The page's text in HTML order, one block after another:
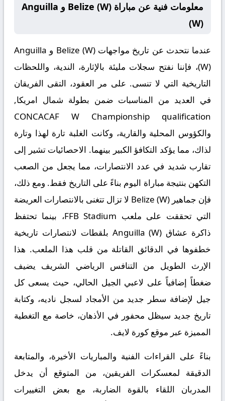
معلومات فنية عن مباراة Belize (W) و Anguilla
(W)
عندما نتحدث عن
تاريخ مواجهات Belize (W) و Anguilla
(W)، فإننا نفتح سجلات مليئة بالإثارة، الندية، واللحظات
التاريخية التي لا تنسى. على مر العقود، التقى الفريقان
في العديد من المناسبات ضمن بطولة شمال امريكا,
CONCACAF W Championship qualification
والكؤوس المحلية والقارية، وكانت الغلبة تارة لهذا وتارة
لذاك، مما يؤكد التكافؤ الكبير بينهما. الاحصائيات تشير إلى
تقارب شديد في عدد الانتصارات، مما يجعل من الصعب
التكهن بنتيجة مباراة اليوم بناءً على التاريخ فقط. ومع ذلك،
فإن جماهير Belize (W) لا تزال تتغنى بالانتصارات العريضة
التي تحققت على ملعب FFB Stadium، بينما تحتفظ
ذاكرة عشاق Anguilla (W) بلقطات لانتصارات تاريخية
خطفوها في الدقائق القاتلة من قلب هذا الملعب. هذا
الإرث الطويل من التنافس الرياضي الشريف يضيف
ضغطاً إضافياً على لاعبي الجيل الحالي، حيث يسعى كل
جيل لإضافة سطر جديد من الأمجاد لسجل ناديه، وكتابة
تاريخ جديد سيظل محفور في الأذهان، خاصة مع التغطية
المميزة عبر موقع كورة لايف.
بناءً على القراءات الفنية والمباريات الأخيرة، والمتابعة
الدقيقة لمعسكرات الفريقين، من المتوقع أن يدخل
المدربان اللقاء بالقوة الضاربة، مع بعض التغييرات